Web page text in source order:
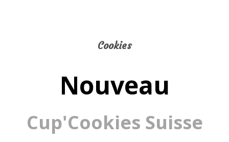
Cookies
Nouveau
Cup'Cookies Suisse